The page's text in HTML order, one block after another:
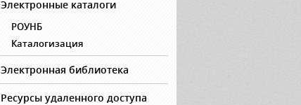
Электронные каталоги
РОУНБ
Каталогизация
Электронная библиотека
Ресурсы удаленного доступа